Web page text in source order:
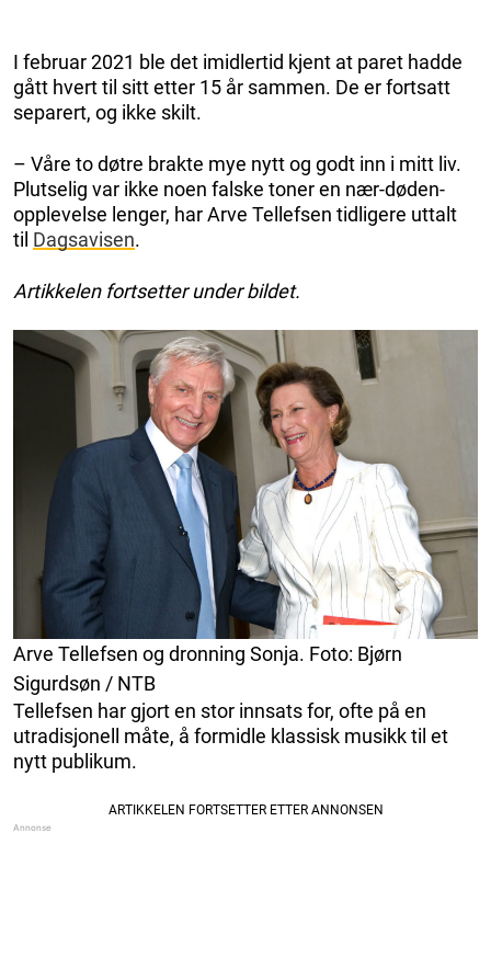
I februar 2021 ble det imidlertid kjent at paret hadde
gått hvert til sitt etter 15 år sammen. De er fortsatt
separert, og ikke skilt.
– Våre to døtre brakte mye nytt og godt inn i mitt liv.
Plutselig var ikke noen falske toner en nær-døden-
opplevelse lenger, har Arve Tellefsen tidligere uttalt
til Dagsavisen.
Artikkelen fortsetter under bildet.
Arve Tellefsen og dronning Sonja. Foto: Bjørn
Sigurdsøn / NTB
Tellefsen har gjort en stor innsats for, ofte på en
utradisjonell måte, å formidle klassisk musikk til et
nytt publikum.